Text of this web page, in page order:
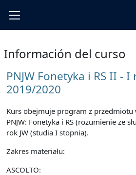
Información del curso
PNJW Fonetyka i RS II - I
2019/2020
Kurs obejmuje program z przedmiotu
PNJW: Fonetyka i RS (rozumienie ze
rok JW (studia I stopnia).
Zakres materiału:
ASCOLTO: